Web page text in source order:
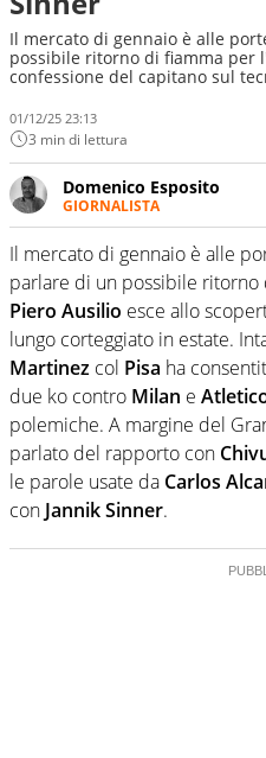
Il mercato di gennaio è alle
possibile ritorno di fiamma per
confessione del capitano sul
01/12/25 23:13
3 min di lettura
Domenico Esposito
GIORNALISTA
Da vent’anni in campo e
in tutte le sue
calcio e per la sfera di
serissima, guai a dirgli di
Il mercato di gennaio è alle
parlare di un possibile ritorno
Piero Ausilio esce allo
lungo corteggiato in estate.
Martinez col Pisa ha
due ko contro Milan e
polemiche. A margine del
parlato del rapporto con
le parole usate da Carlos
con Jannik Sinner.